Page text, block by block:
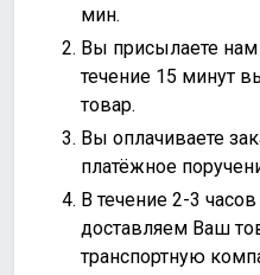
мин.
Вы присылаете
течение 15 минут
товар.
Вы оплачиваете
платёжное
В течение 2-3
доставляем Ваш
транспортную